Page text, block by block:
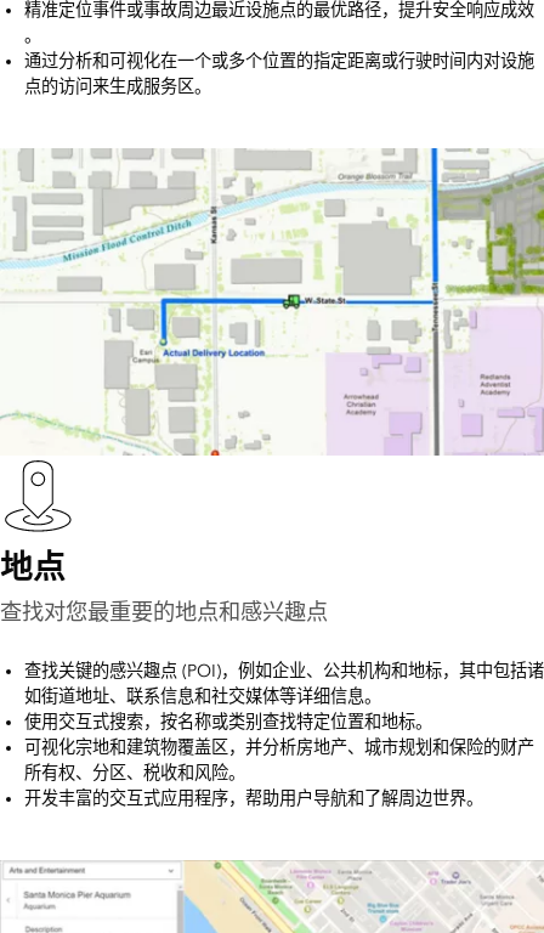
​精准定位事件或事故周边最近设施点的最优路径，提升安全响应成效​​
。
通过分析和可视化在一个或多个位置的指定距离或行驶时间内对设施
点的访问来生成服务区。
地点
查找对您最重要的地点和感兴趣点
查找关键的感兴趣点 (POI)，例如企业、公共机构和地标，其中包括诸
如街道地址、联系信息和社交媒体等详细信息。
使用交互式搜索，按名称或类别查找特定位置和地标。
可视化宗地和建筑物覆盖区，并分析房地产、城市规划和保险的财产
所有权、分区、税收和风险。
开发丰富的交互式应用程序，帮助用户导航和了解周边世界。